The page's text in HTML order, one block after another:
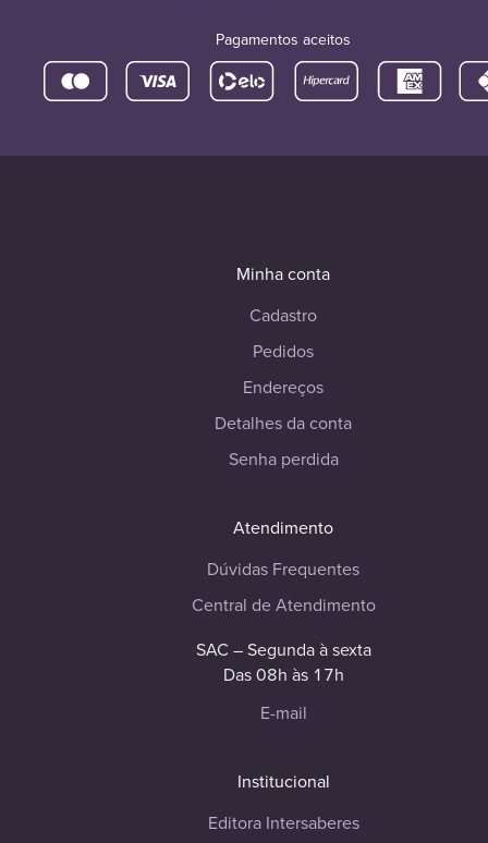
Pagamentos aceitos
Minha conta
Cadastro
Pedidos
Endereços
Detalhes da conta
Senha perdida
Atendimento
Dúvidas Frequentes
Central de Atendimento
SAC – Segunda à sexta
Das 08h às 17h
E-mail
Institucional
Editora Intersaberes